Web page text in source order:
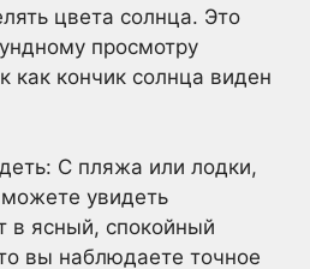
цвета солнца. Это
просмотру
как кончик солнца виден
С пляжа или лодки,
увидеть
в ясный, спокойный
вы наблюдаете точное